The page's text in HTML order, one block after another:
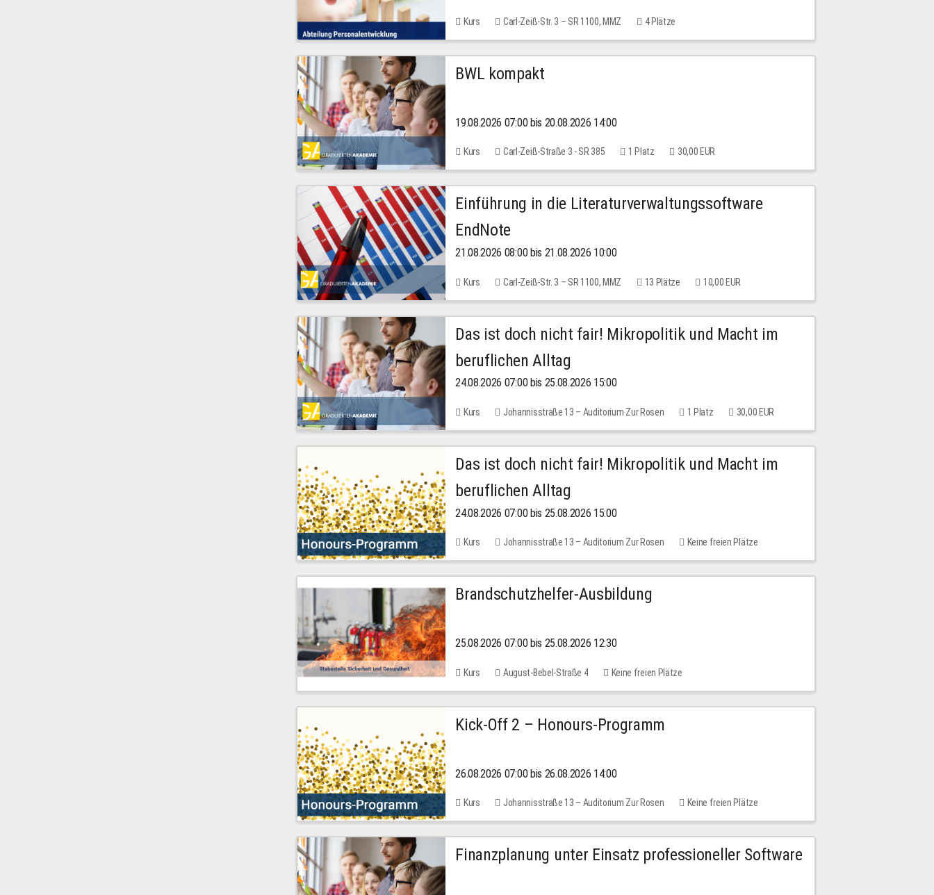
Kurs Carl-Zeiß-Str. 3 – SR 1100, MMZ 4 Plätze
BWL kompakt
19.08.2026 07:00 bis 20.08.2026 14:00
Kurs Carl-Zeiß-Straße 3 - SR 385 1 Platz 30,00 EUR
Einführung in die Literaturverwaltungssoftware
EndNote
21.08.2026 08:00 bis 21.08.2026 10:00
Kurs Carl-Zeiß-Str. 3 – SR 1100, MMZ 13 Plätze 10,00 EUR
Das ist doch nicht fair! Mikropolitik und Macht im
beruflichen Alltag
24.08.2026 07:00 bis 25.08.2026 15:00
Kurs Johannisstraße 13 – Auditorium Zur Rosen 1 Platz 30,00 EUR
Das ist doch nicht fair! Mikropolitik und Macht im
beruflichen Alltag
24.08.2026 07:00 bis 25.08.2026 15:00
Kurs Johannisstraße 13 – Auditorium Zur Rosen Keine freien Plätze
Brandschutzhelfer-Ausbildung
25.08.2026 07:00 bis 25.08.2026 12:30
Kurs August-Bebel-Straße 4 Keine freien Plätze
Kick-Off 2 – Honours-Programm
26.08.2026 07:00 bis 26.08.2026 14:00
Kurs Johannisstraße 13 – Auditorium Zur Rosen Keine freien Plätze
Finanzplanung unter Einsatz professioneller Software